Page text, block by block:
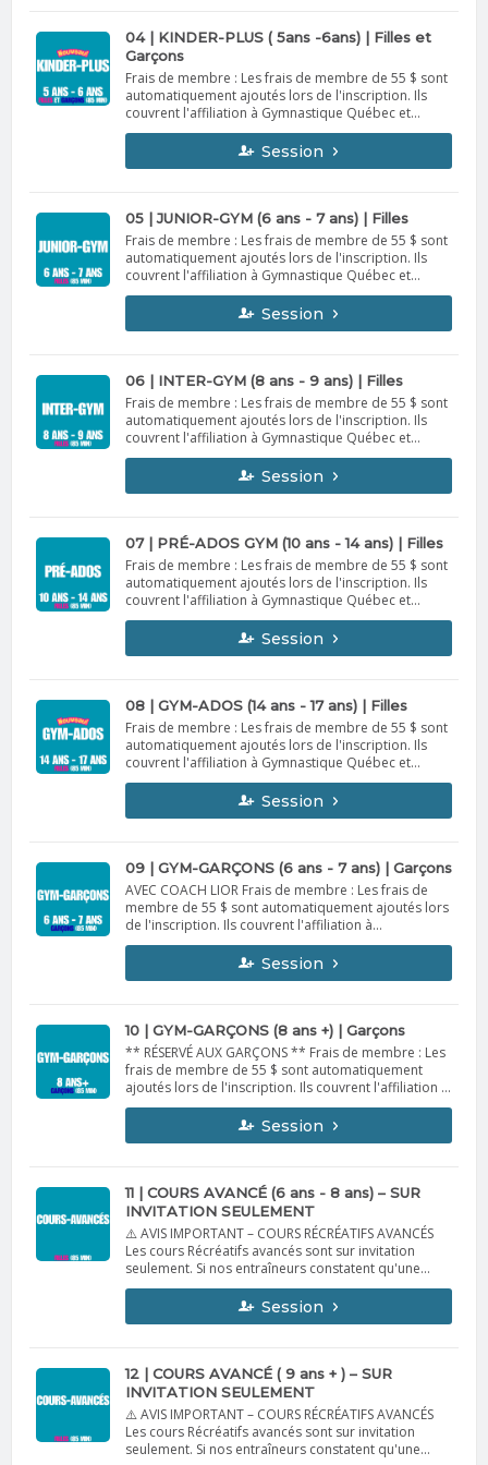
ni crédit ne sera accordé une fois la session
commencée, sauf pour raisons médicales
accompagnées d’un billet médical.
04 | KINDER-PLUS ( 5ans -6ans) | Filles et
Garçons
Frais de membre : Les frais de membre de 55 $ sont
automatiquement ajoutés lors de l'inscription. Ils
couvrent l'affiliation à Gymnastique Québec et
l'assurance. Valides du 1er septembre 2026 au 31
août 2027. Non remboursables et non transférables.
Politique d’annulation : En cas d’annulation avant le
ni crédit ne sera accordé une fois la session
commencée, sauf pour raisons médicales
accompagnées d’un billet médical.
Session
05 | JUNIOR-GYM (6 ans - 7 ans) | Filles
Frais de membre : Les frais de membre de 55 $ sont
automatiquement ajoutés lors de l'inscription. Ils
couvrent l'affiliation à Gymnastique Québec et
l'assurance. Valides du 1er septembre 2026 au 31
août 2027. Non remboursables et non transférables.
Politique d’annulation : En cas d’annulation avant le
ni crédit ne sera accordé une fois la session
commencée, sauf pour raisons médicales
accompagnées d’un billet médical.
Session
06 | INTER-GYM (8 ans - 9 ans) | Filles
Frais de membre : Les frais de membre de 55 $ sont
automatiquement ajoutés lors de l'inscription. Ils
couvrent l'affiliation à Gymnastique Québec et
l'assurance. Valides du 1er septembre 2026 au 31
août 2027. Non remboursables et non transférables.
Politique d’annulation : En cas d’annulation avant le
ni crédit ne sera accordé une fois la session
commencée, sauf pour raisons médicales
accompagnées d’un billet médical.
Session
07 | PRÉ-ADOS GYM (10 ans - 14 ans) | Filles
Frais de membre : Les frais de membre de 55 $ sont
automatiquement ajoutés lors de l'inscription. Ils
couvrent l'affiliation à Gymnastique Québec et
l'assurance. Valides du 1er septembre 2026 au 31
août 2027. Non remboursables et non transférables.
Politique d’annulation : En cas d’annulation avant le
ni crédit ne sera accordé une fois la session
commencée, sauf pour raisons médicales
accompagnées d’un billet médical.
Session
08 | GYM-ADOS (14 ans - 17 ans) | Filles
Frais de membre : Les frais de membre de 55 $ sont
automatiquement ajoutés lors de l'inscription. Ils
couvrent l'affiliation à Gymnastique Québec et
l'assurance. Valides du 1er septembre 2026 au 31
août 2027. Non remboursables et non transférables.
Politique d’annulation : En cas d’annulation avant le
ni crédit ne sera accordé une fois la session
commencée, sauf pour raisons médicales
accompagnées d’un billet médical.
Session
09 | GYM-GARÇONS (6 ans - 7 ans) | Garçons
AVEC COACH LIOR Frais de membre : Les frais de
membre de 55 $ sont automatiquement ajoutés lors
de l'inscription. Ils couvrent l'affiliation à
Gymnastique Québec et l'assurance. Valides du 1er
septembre 2026 au 31 août 2027. Non
remboursables et non transférables. Politique
complet sera offert. Aucun remboursement ni crédit
ne sera accordé une fois la session commencée,
sauf pour raisons médicales accompagnées d’un
billet médical.
Session
10 | GYM-GARÇONS (8 ans +) | Garçons
** RÉSERVÉ AUX GARÇONS ** Frais de membre : Les
frais de membre de 55 $ sont automatiquement
ajoutés lors de l'inscription. Ils couvrent l'affiliation à
Gymnastique Québec et l'assurance. Valides du 1er
septembre 2026 au 31 août 2027. Non
remboursables et non transférables. Politique
complet sera offert. Aucun remboursement ni crédit
ne sera accordé une fois la session commencée,
sauf pour raisons médicales accompagnées d’un
billet médical.
Session
11 | COURS AVANCÉ (6 ans - 8 ans) – SUR
INVITATION SEULEMENT
⚠️ AVIS IMPORTANT – COURS RÉCRÉATIFS AVANCÉS
Les cours Récréatifs avancés sont sur invitation
seulement. Si nos entraîneurs constatent qu'une
gymnaste est significativement trop avancée pour
son groupe récréatif, ils la recommanderont à nos
superviseurs, qui procéderont à une évaluation.
Si vous n'avez pas été contacté(e), veuillez inscrire
votre enfant dans un cours récréatif régulier
correspondant à son âge.
Session
12 | COURS AVANCÉ ( 9 ans + ) – SUR
INVITATION SEULEMENT
⚠️ AVIS IMPORTANT – COURS RÉCRÉATIFS AVANCÉS
Les cours Récréatifs avancés sont sur invitation
seulement. Si nos entraîneurs constatent qu'une